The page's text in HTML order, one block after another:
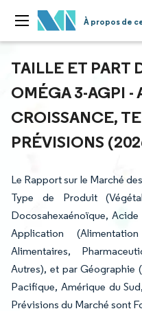
À propos de
TAILLE ET PART
OMÉGA 3-AGPI -
CROISSANCE,
PRÉVISIONS
Le Rapport sur le Marché
Type de Produit
Docosahexaénoïque,
Application
Alimentaires,
Autres), et par Géographie
Pacifique, Amérique du
Prévisions du Marché sont